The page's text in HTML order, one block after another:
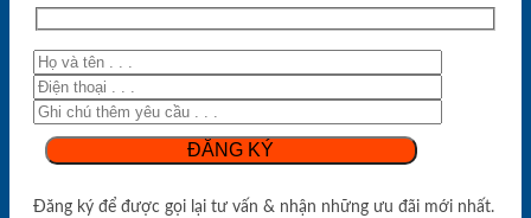
Đăng ký để được gọi lại tư vấn & nhận những ưu đãi mới nhất.